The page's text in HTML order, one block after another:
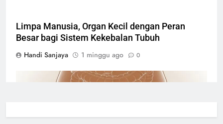
Limpa Manusia, Organ Kecil dengan Peran
Besar bagi Sistem Kekebalan Tubuh
Handi Sanjaya
1 minggu ago 0
kandung kemih manusia